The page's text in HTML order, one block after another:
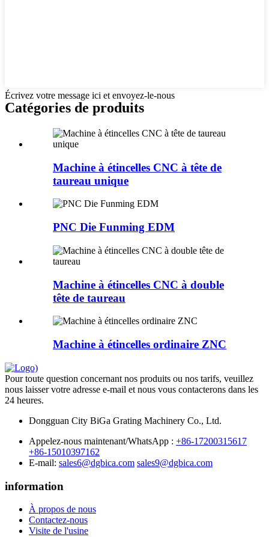
Écrivez votre message ici et envoyez-le-nous
Catégories de produits
Machine à étincelles CNC à tête de
taureau unique
PNC Die Funming EDM
Machine à étincelles CNC à double
tête de taureau
Machine à étincelles ordinaire ZNC
Pour toute question concernant nos produits ou nos tarifs, veuillez
nous laisser votre adresse e-mail et nous vous contacterons dans les
24 heures.
Dongguan City BiGa Grating Machinery Co., Ltd.
Appelez-nous maintenant/WhatsApp : +86-17200315617
+86-15010397162
E-mail: sales6@dgbica.com sales9@dgbica.com
information
À propos de nous
Contactez-nous
Visite de l'usine